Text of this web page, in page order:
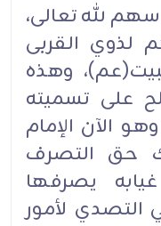
لله تعالى،
القربى
وهذه
على تسميته
الآن الإمام
حق التصرف
يصرفها
التصدي لأمور